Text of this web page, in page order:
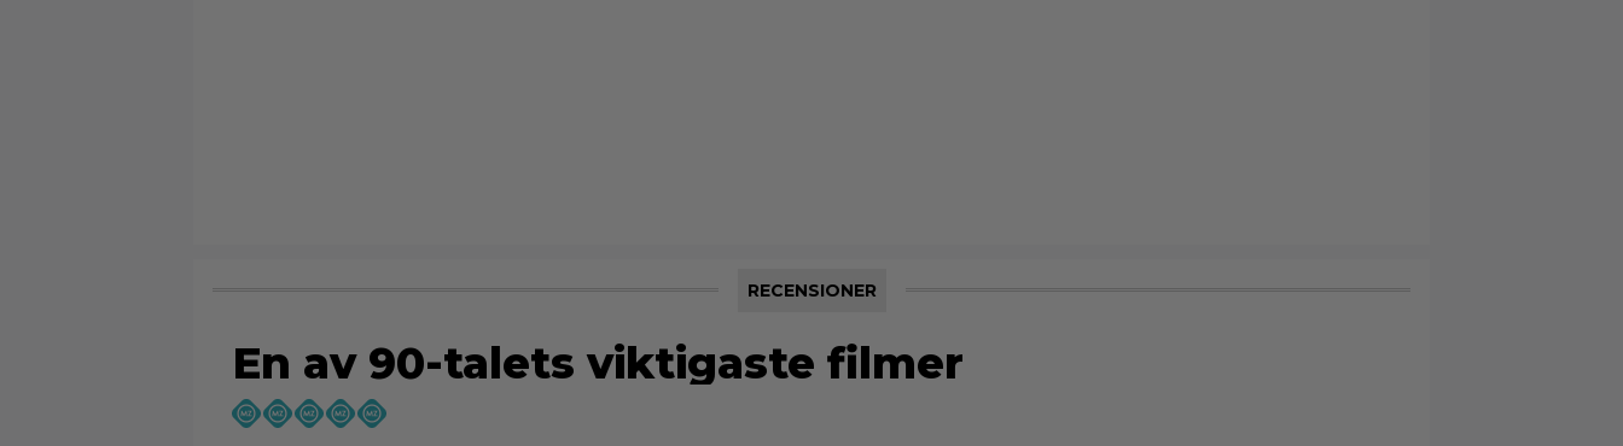
RECENSIONER
En av 90-talets viktigaste filmer